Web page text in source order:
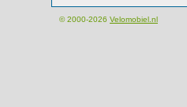
© 2000-2026 Velomobiel.nl